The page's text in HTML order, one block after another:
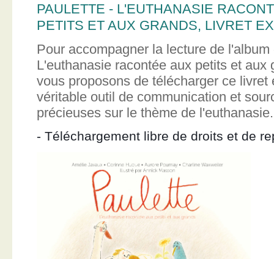
PAULETTE - L'EUTHANASIE
PETITS ET AUX GRANDS, LIVRET
Pour accompagner la lecture de
L'euthanasie racontée aux petits et aux
vous proposons de télécharger ce livret
véritable outil de communication et
précieuses sur le thème de l'euthanasie.
- Téléchargement libre de droits et de